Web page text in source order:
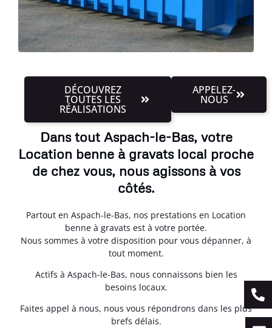
DÉCOUVREZ
TOUTES LES
RÉALISATIONS
APPELEZ-
NOUS
Dans tout Aspach-le-Bas, votre
Location benne à gravats local proche
de chez vous, nous agissons à vos
côtés.
Partout en Aspach-le-Bas, nos prestations en Location
benne à gravats est à votre portée.
Nous sommes à votre disposition pour vous dépanner, à
tout moment.
Actifs à Aspach-le-Bas, nous connaissons bien les
besoins locaux.
Faites appel à nous, nous vous répondrons dans les plus
brefs délais.